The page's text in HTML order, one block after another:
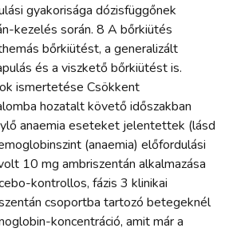
gyakorisága dózisfüggőnek
kezelés során. 8 A bőrkiütés
bőrkiütést, a generalizált
és a viszkető bőrkiütést is.
ismertetése Csökkent
hozatalt követő időszakban
anaemia eseteket jelentettek (lásd
(anaemia) előfordulási
10 mg ambriszentán alkalmazása
kontrollos, fázis 3 klinikai
csoportba tartozó betegeknél
koncentráció, amit már a